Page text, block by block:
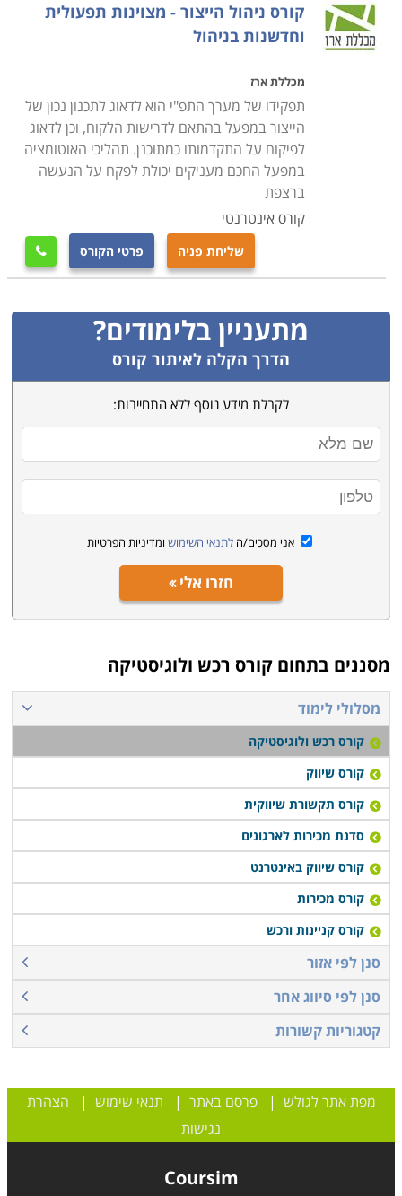
קורס ניהול הייצור - מצוינות תפעולית
וחדשנות בניהול
מכללת ארז
תפקידו של מערך התפ"י הוא לדאוג לתכנון נכון של
הייצור במפעל בהתאם לדרישות הלקוח, וכן לדאוג
לפיקוח על התקדמותו כמתוכנן. תהליכי האוטומציה
במפעל החכם מעניקים יכולת לפקח על הנעשה
ברצפת
קורס אינטרנטי
שליחת פניה פרטי הקורס 
מתעניין בלימודים?
הדרך הקלה לאיתור קורס
לקבלת מידע נוסף ללא התחייבות:
אני מסכים/ה לתנאי השימוש ומדיניות הפרטיות
חזרו אלי
מסננים בתחום קורס רכש ולוגיסטיקה
מסלולי לימוד
קורס רכש ולוגיסטיקה
קורס שיווק
קורס תקשורת שיווקית
סדנת מכירות לארגונים
קורס שיווק באינטרנט
קורס מכירות
קורס קניינות ורכש
סנן לפי אזור
סנן לפי סיווג אחר
קטגוריות קשורות
מפת אתר לגולש |פרסם באתר | תנאי שימוש | הצהרת
נגישות
Coursim